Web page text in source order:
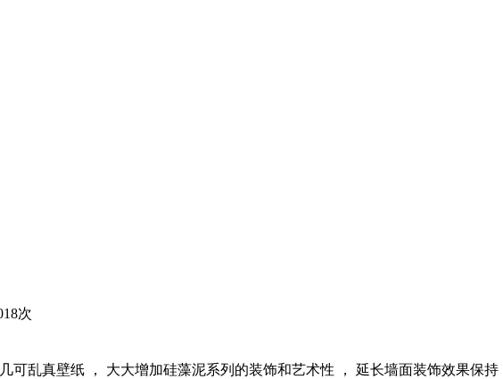
次
可乱真壁纸 ， 大大增加硅藻泥系列的装饰和艺术性 ， 延长墙面装饰效果保